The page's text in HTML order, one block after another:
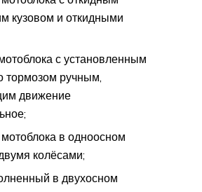
кузовом и откидными
с установленным
тормозом ручным,
движение
в одноосном
колёсами;
в двухосном